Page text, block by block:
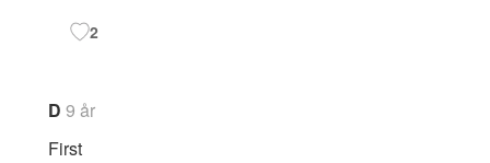
2
D 9 år
First